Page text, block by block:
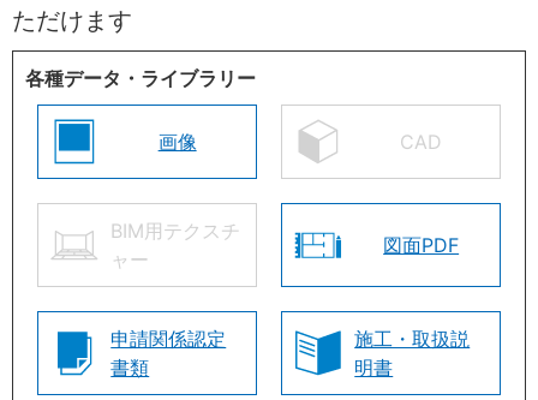
ただけます
各種データ・ライブラリー
画像 CAD
BIM用テクスチ
ャー
図面PDF
申請関係認定
書類
施工・取扱説
明書